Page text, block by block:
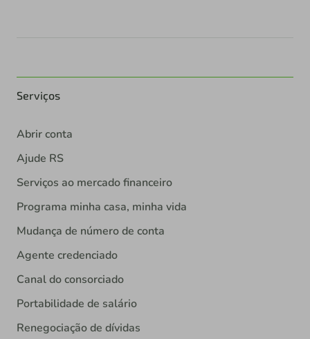
Serviços
Abrir conta
Ajude RS
Serviços ao mercado financeiro
Programa minha casa, minha vida
Mudança de número de conta
Agente credenciado
Canal do consorciado
Portabilidade de salário
Renegociação de dívidas